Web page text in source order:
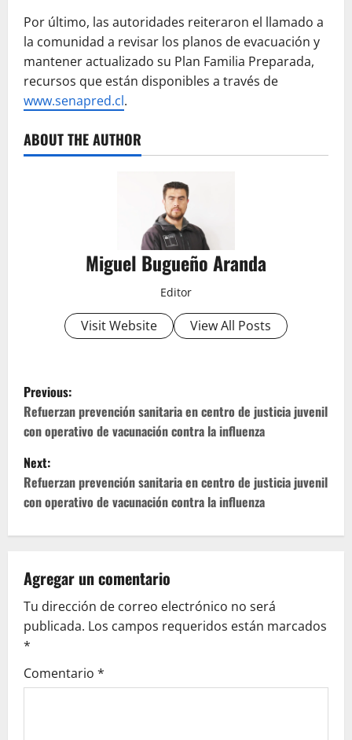
Por último, las autoridades reiteraron el llamado a
la comunidad a revisar los planos de evacuación y
mantener actualizado su Plan Familia Preparada,
recursos que están disponibles a través de
www.senapred.cl.
ABOUT THE AUTHOR
Miguel Bugueño Aranda
Editor
Visit Website View All Posts
P
o
s
t
n
v
i
g
a
Previous:
Refuerzan prevención sanitaria en centro de justicia juvenil
con operativo de vacunación contra la influenza
Next:
Refuerzan prevención sanitaria en centro de justicia juvenil
con operativo de vacunación contra la influenza
Agregar un comentario
Tu dirección de correo electrónico no será
publicada. Los campos requeridos están marcados
*
Comentario *